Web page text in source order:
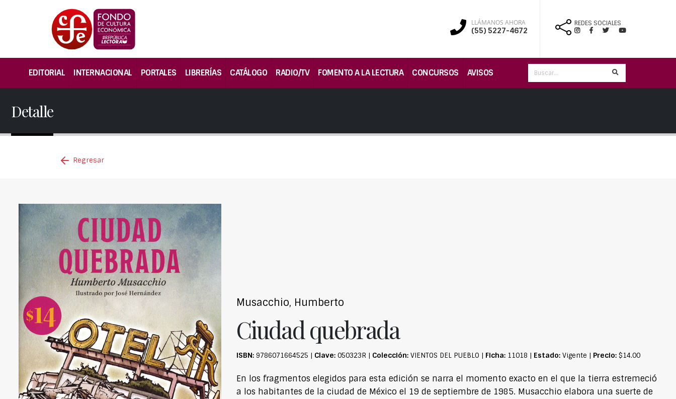
LLÁMANOS AHORA
(55) 5227-4672
REDES SOCIALES
EDITORIAL INTERNACIONAL PORTALES LIBRERÍAS CATÁLOGO RADIO/TV FOMENTO A LA LECTURA CONCURSOS AVISOS
Detalle
Regresar
Musacchio, Humberto
Ciudad quebrada
ISBN: 9786071664525 | Clave: 050323R | Colección: VIENTOS DEL PUEBLO | Ficha: 11018 | Estado: Vigente | Precio: $14.00
En los fragmentos elegidos para esta edición se narra el momento exacto en el que la tierra estremeció
a los habitantes de la ciudad de México el 19 de septiembre de 1985. Musacchio elabora una suerte de